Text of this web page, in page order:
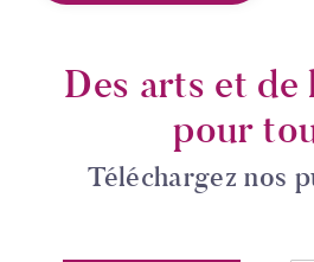
Des arts et de
pour
Téléchargez nos